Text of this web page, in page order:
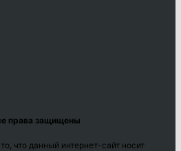
права защищены
что данный интернет-сайт носит